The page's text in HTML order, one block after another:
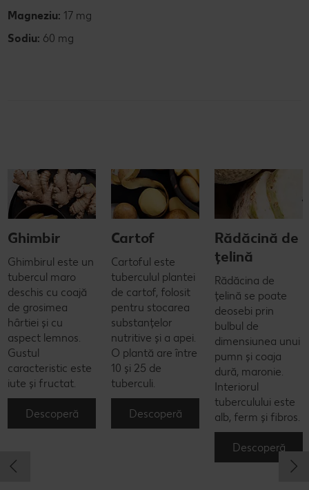
Magneziu: 17 mg
Sodiu: 60 mg
Ghimbir
Ghimbirul este un
tubercul maro
deschis cu coajă
de grosimea
hârtiei și cu
aspect lemnos.
Gustul
caracteristic este
iute și fructat.
Descoperă
Cartof
Cartoful este
tuberculul plantei
de cartof, folosit
pentru stocarea
substanțelor
nutritive și a apei.
O plantă are între
10 și 25 de
tuberculi.
Descoperă
Rădăcină de
țelină
Rădăcina de
țelină se poate
deosebi prin
bulbul de
dimensiunea unui
pumn și coaja
dură, maronie.
Interiorul
tuberculului este
alb, ferm și fibros.
Descoperă